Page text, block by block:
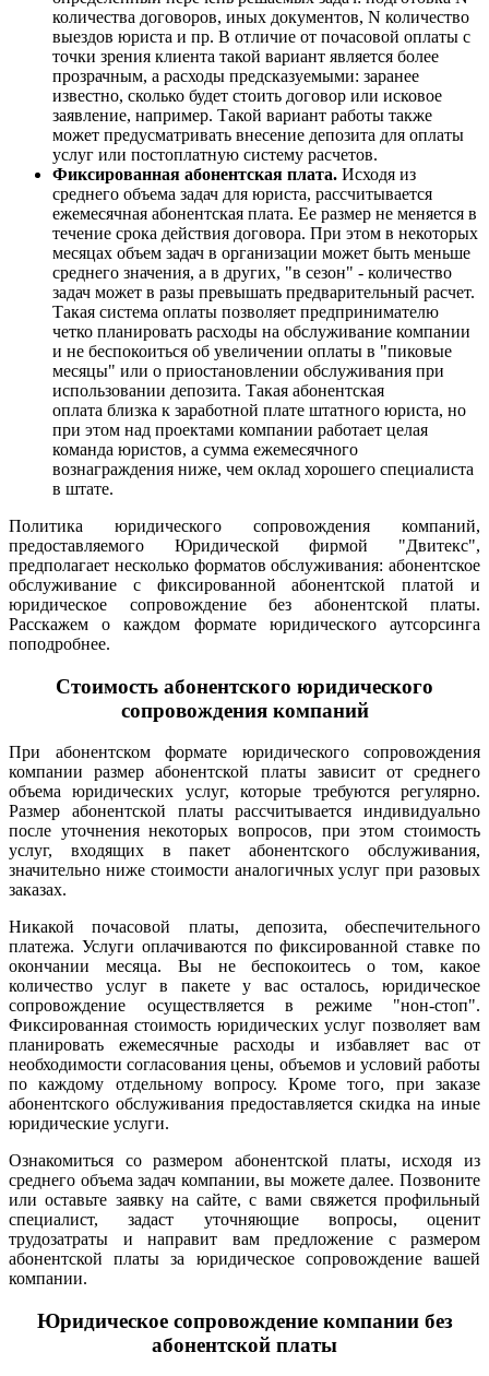
количества договоров, иных документов, N количество
выездов юриста и пр. В отличие от почасовой оплаты с
точки зрения клиента такой вариант является более
прозрачным, а расходы предсказуемыми: заранее
известно, сколько будет стоить договор или исковое
заявление, например. Такой вариант работы также
может предусматривать внесение депозита для оплаты
услуг или постоплатную систему расчетов.
Фиксированная абонентская плата. Исходя из
среднего объема задач для юриста, рассчитывается
ежемесячная абонентская плата. Ее размер не меняется в
течение срока действия договора. При этом в некоторых
месяцах объем задач в организации может быть меньше
среднего значения, а в других, "в сезон" - количество
задач может в разы превышать предварительный расчет.
Такая система оплаты позволяет предпринимателю
четко планировать расходы на обслуживание компании
и не беспокоиться об увеличении оплаты в "пиковые
месяцы" или о приостановлении обслуживания при
использовании депозита. Такая абонентская
оплата близка к заработной плате штатного юриста, но
при этом над проектами компании работает целая
команда юристов, а сумма ежемесячного
вознаграждения ниже, чем оклад хорошего специалиста
в штате.
Политика юридического сопровождения компаний,
предоставляемого Юридической фирмой "Двитекс",
предполагает несколько форматов обслуживания: абонентское
обслуживание с фиксированной абонентской платой и
юридическое сопровождение без абонентской платы.
Расскажем о каждом формате юридического аутсорсинга
поподробнее.
Стоимость абонентского юридического
сопровождения компаний
При абонентском формате юридического сопровождения
компании размер абонентской платы зависит от среднего
объема юридических услуг, которые требуются регулярно.
Размер абонентской платы рассчитывается индивидуально
после уточнения некоторых вопросов, при этом стоимость
услуг, входящих в пакет абонентского обслуживания,
значительно ниже стоимости аналогичных услуг при разовых
заказах.
Никакой почасовой платы, депозита, обеспечительного
платежа. Услуги оплачиваются по фиксированной ставке по
окончании месяца. Вы не беспокоитесь о том, какое
количество услуг в пакете у вас осталось, юридическое
сопровождение осуществляется в режиме "нон-стоп".
Фиксированная стоимость юридических услуг позволяет вам
планировать ежемесячные расходы и избавляет вас от
необходимости согласования цены, объемов и условий работы
по каждому отдельному вопросу. Кроме того, при заказе
абонентского обслуживания предоставляется скидка на иные
юридические услуги.
Ознакомиться со размером абонентской платы, исходя из
среднего объема задач компании, вы можете далее. Позвоните
или оставьте заявку на сайте, с вами свяжется профильный
специалист, задаст уточняющие вопросы, оценит
трудозатраты и направит вам предложение с размером
абонентской платы за юридическое сопровождение вашей
компании.
Юридическое сопровождение компании без
абонентской платы